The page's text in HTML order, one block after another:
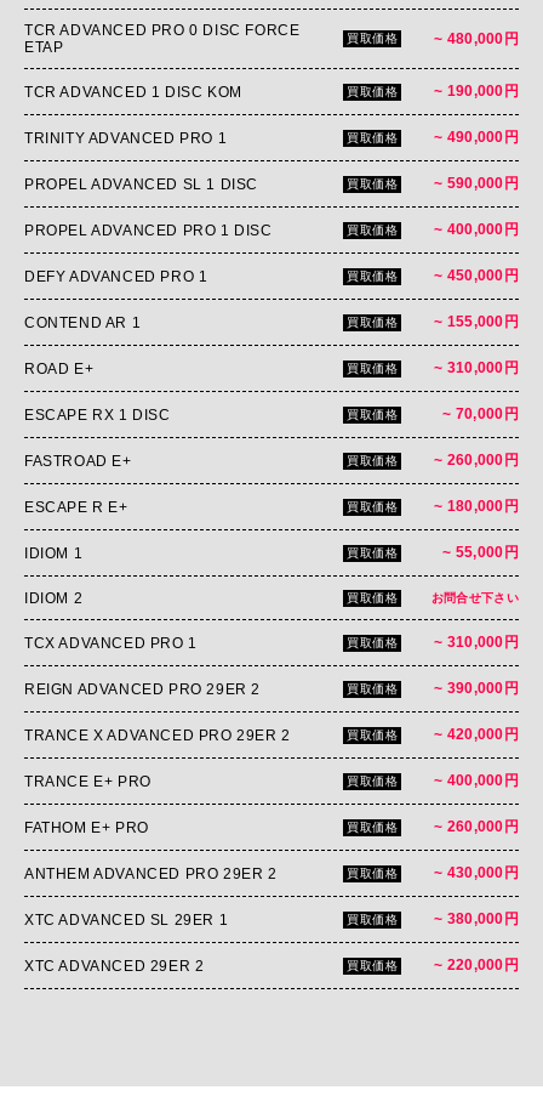
TCR ADVANCED PRO 0 DISC FORCE
ETAP
買取価格 ~ 480,000円
TCR ADVANCED 1 DISC KOM 買取価格 ~ 190,000円
TRINITY ADVANCED PRO 1 買取価格 ~ 490,000円
PROPEL ADVANCED SL 1 DISC 買取価格 ~ 590,000円
PROPEL ADVANCED PRO 1 DISC 買取価格 ~ 400,000円
DEFY ADVANCED PRO 1 買取価格 ~ 450,000円
CONTEND AR 1 買取価格 ~ 155,000円
ROAD E+ 買取価格 ~ 310,000円
ESCAPE RX 1 DISC 買取価格 ~ 70,000円
FASTROAD E+ 買取価格 ~ 260,000円
ESCAPE R E+ 買取価格 ~ 180,000円
IDIOM 1 買取価格 ~ 55,000円
IDIOM 2 買取価格 お問合せ下さい
TCX ADVANCED PRO 1 買取価格 ~ 310,000円
REIGN ADVANCED PRO 29ER 2 買取価格 ~ 390,000円
TRANCE X ADVANCED PRO 29ER 2 買取価格 ~ 420,000円
TRANCE E+ PRO 買取価格 ~ 400,000円
FATHOM E+ PRO 買取価格 ~ 260,000円
ANTHEM ADVANCED PRO 29ER 2 買取価格 ~ 430,000円
XTC ADVANCED SL 29ER 1 買取価格 ~ 380,000円
XTC ADVANCED 29ER 2 買取価格 ~ 220,000円